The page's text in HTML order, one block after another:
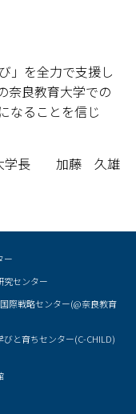
」を全力で支援し
奈良教育大学での
なることを信じ
学長 加藤 久雄
ー
究センター
際戦略センター(@奈良教育
びと育ちセンター(C-CHILD)